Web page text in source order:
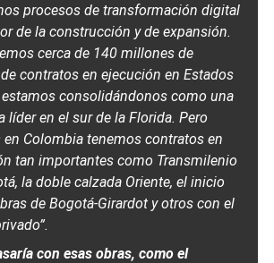
procesos de transformación digital
de la construcción y de expansión.
cerca de 140 millones de
contratos en ejecución en Estados
estamos consolidándonos como una
líder en el sur de la Florida. Pero
en Colombia tenemos contratos en
tan importantes como Transmilenio
la doble calzada Oriente, el inicio
de Bogotá-Girardot y otros con el
con esas obras, como el